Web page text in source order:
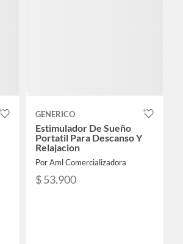
GENERICO
Estimulador De Sueño
Portatil Para Descanso Y
Relajacion
Por Aml Comercializadora
$ 53.900